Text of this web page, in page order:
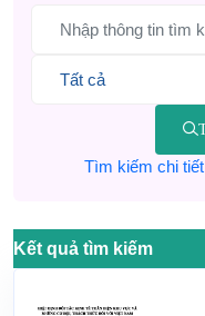
Tìm kiếm chi tiết
Kết quả tìm kiếm